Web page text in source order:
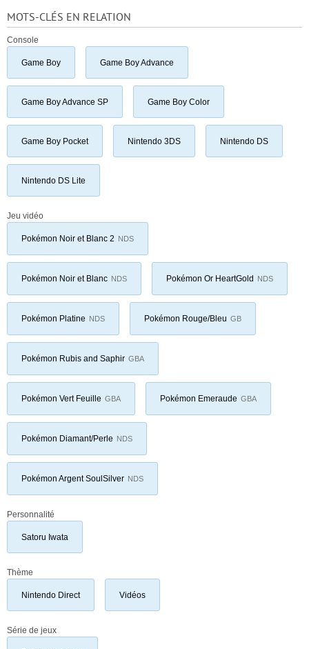
MOTS-CLÉS EN RELATION
Console
Game Boy Game Boy Advance
Game Boy Advance SP Game Boy Color
Game Boy Pocket Nintendo 3DS Nintendo DS
Nintendo DS Lite
Jeu vidéo
Pokémon Noir et Blanc 2 NDS
Pokémon Noir et Blanc NDS Pokémon Or HeartGold NDS
Pokémon Platine NDS Pokémon Rouge/Bleu GB
Pokémon Rubis and Saphir GBA
Pokémon Vert Feuille GBA Pokémon Emeraude GBA
Pokémon Diamant/Perle NDS
Pokémon Argent SoulSilver NDS
Personnalité
Satoru Iwata
Thème
Nintendo Direct Vidéos
Série de jeux